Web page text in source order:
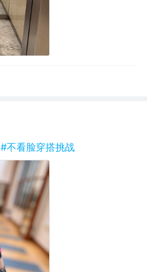
#不看脸穿搭挑战